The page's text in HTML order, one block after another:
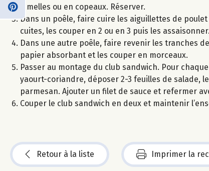
lamelles ou en copeaux. Réserver.
Dans un poêle, faire cuire les aiguillettes de poulet
cuites, les couper en 2 ou en 3 puis les assaisonner.
Dans une autre poêle, faire revenir les tranches
papier absorbant et les couper en morceaux.
Passer au montage du club sandwich. Pour
yaourt-coriandre, déposer 2-3 feuilles de salade,
parmesan. Ajouter un filet de sauce et refermer
Couper le club sandwich en deux et maintenir
Retour à la liste Imprimer la